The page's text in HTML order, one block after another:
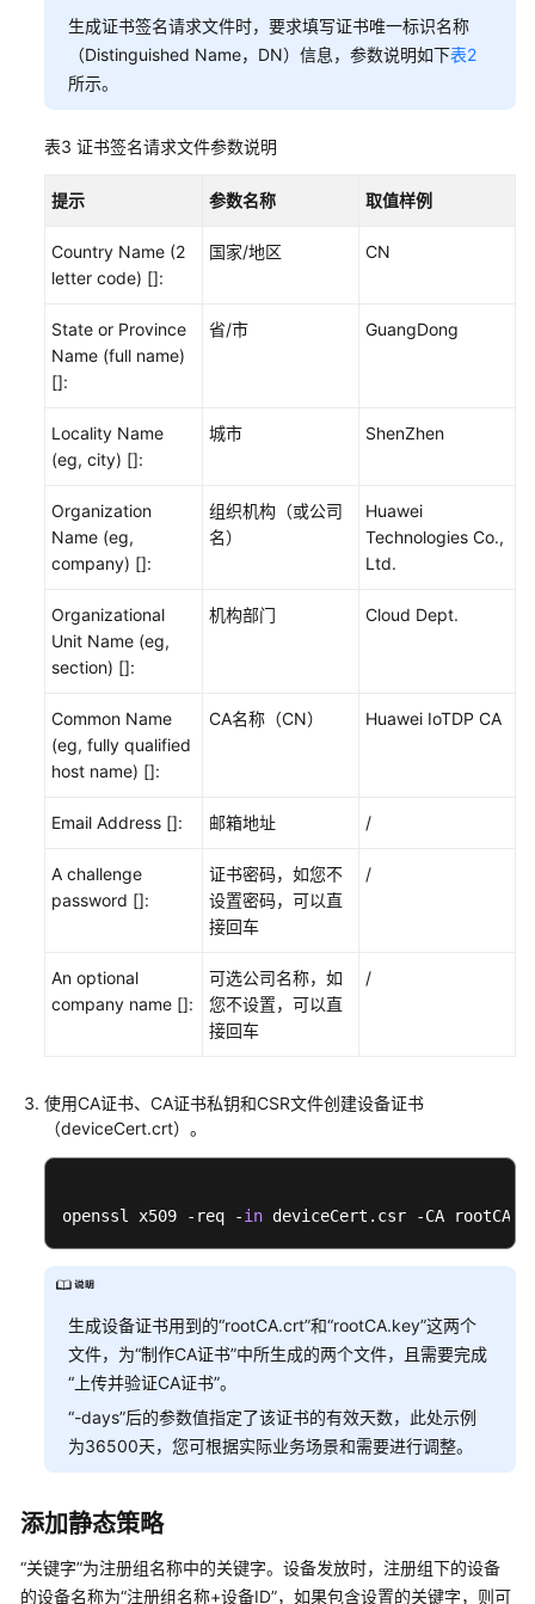
生成证书签名请求文件时，要求填写证书唯一标识名称
（Distinguished Name，DN）信息，参数说明如下表2
所示。
表3 证书签名请求文件参数说明
提示 参数名称 取值样例
Country Name (2
letter code) []:
国家/地区 CN
State or Province
Name (full name)
[]:
省/市 GuangDong
Locality Name
(eg, city) []:
城市 ShenZhen
Organization
Name (eg,
company) []:
组织机构（或公司
名）
Huawei
Technologies Co.,
Ltd.
Organizational
Unit Name (eg,
section) []:
机构部门 Cloud Dept.
Common Name
(eg, fully qualified
host name) []:
CA名称（CN） Huawei IoTDP CA
Email Address []: 邮箱地址 /
A challenge
password []:
证书密码，如您不
设置密码，可以直
接回车
/
An optional
company name []:
可选公司名称，如
您不设置，可以直
接回车
/
使用CA证书、CA证书私钥和CSR文件创建设备证书
（deviceCert.crt）。
openssl x509 -req -in deviceCert.csr -CA
生成设备证书用到的“rootCA.crt”和“rootCA.key”这两个
文件，为“制作CA证书”中所生成的两个文件，且需要完成
“上传并验证CA证书”。
“-days”后的参数值指定了该证书的有效天数，此处示例
为36500天，您可根据实际业务场景和需要进行调整。
添加静态策略
“关键字”为注册组名称中的关键字。设备发放时，注册组下的设备
的设备名称为“注册组名称+设备ID”，如果包含设置的关键字，则可